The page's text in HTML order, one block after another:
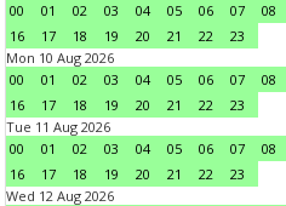
00
01 02 03 04 05 06 07 08
16
17 18 19 20 21 22
23
Mon 10 Aug 2026
00
01 02 03 04 05 06 07 08
16
17 18 19 20 21 22
23
Tue 11 Aug 2026
00
01 02 03 04 05 06 07 08
16
17 18 19 20 21 22
23
Wed 12 Aug 2026